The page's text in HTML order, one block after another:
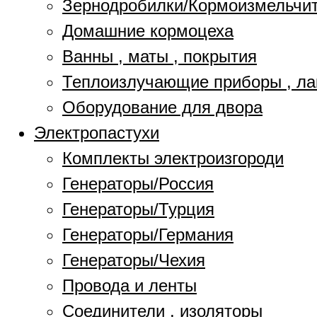
Зернодробилки/
Домашние кормоцеха
Ванны , маты , покрытия
Теплоизлучающие приборы ,
Оборудование для двора
Электропастухи
Комплекты электроизгороди
Генераторы/Россия
Генераторы/Турция
Генераторы/Германия
Генераторы/Чехия
Провода и ленты
Соединители , изоляторы